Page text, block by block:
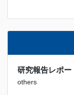
研究報告レポ
others